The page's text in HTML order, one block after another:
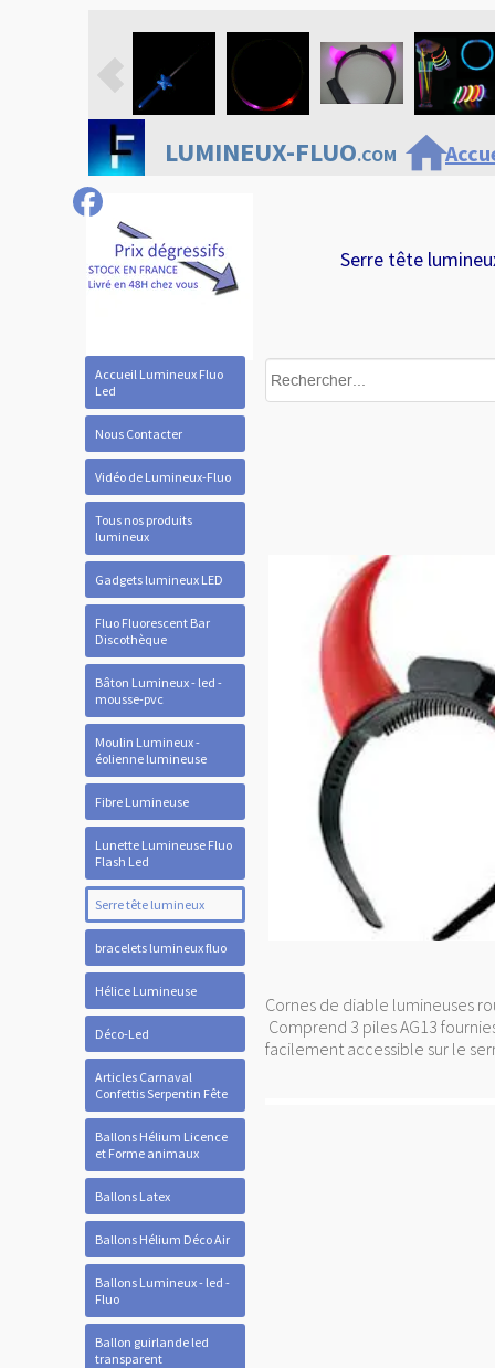
Accueil Lumineux Fluo
Led
Nous Contacter
Vidéo de Lumineux-Fluo
Tous nos produits
lumineux
Gadgets lumineux LED
Fluo Fluorescent Bar
Discothèque
Bâton Lumineux - led -
mousse-pvc
Moulin Lumineux -
éolienne lumineuse
Fibre Lumineuse
Lunette Lumineuse Fluo
Flash Led
Serre tête lumineux
bracelets lumineux fluo
Hélice Lumineuse
Déco-Led
Articles Carnaval
Confettis Serpentin Fête
Ballons Hélium Licence
et Forme animaux
Ballons Latex
Ballons Hélium Déco Air
Ballons Lumineux - led -
Fluo
Ballon guirlande led
transparent
LUMINEUX-FLUO.COMhome
Serre tête
Cornes de diable lumineuses
Comprend 3 piles AG13
facilement accessible sur le